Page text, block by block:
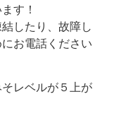
す！
したり、故障し
お電話ください
レベルが５上が